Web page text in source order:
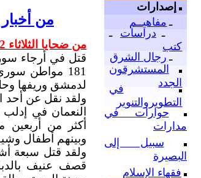
إصدارات
ـ مفاهيــم
ـ دراسات
ـ
كتب
ـ رجال الشرق
المستشرقون
الجدد
في
التطويروالتنوير
حوارات في
مدارات
سبيل إلى
البصيرة
فقهاء الإسلام
من
من ضحايا الثلاثاء 9/10/2012
181 مواطن
لدمشق وريفها
ولقد نقل عن أحد
النعمان في
أكثر من أربعين
وبينهم أطفال
ولقد قتل سبعة
قصف عنيف